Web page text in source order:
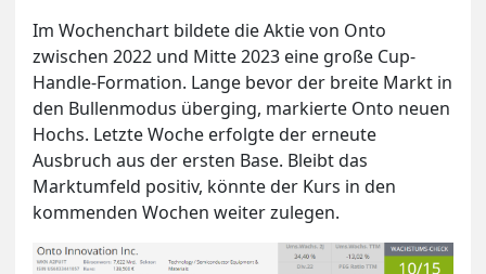
Im Wochenchart bildete die Aktie von Onto
zwischen 2022 und Mitte 2023 eine große Cup-
Handle-Formation. Lange bevor der breite Markt in
den Bullenmodus überging, markierte Onto neuen
Hochs. Letzte Woche erfolgte der erneute
Ausbruch aus der ersten Base. Bleibt das
Marktumfeld positiv, könnte der Kurs in den
kommenden Wochen weiter zulegen.